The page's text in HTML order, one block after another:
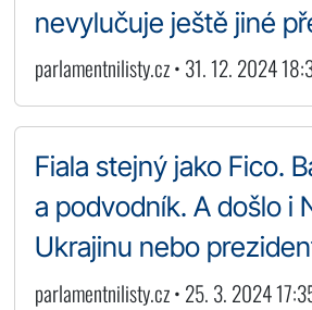
nevylučuje ještě jiné
parlamentnilisty.cz • 31. 12. 2024
Fiala stejný jako Fico.
a podvodník. A došlo i
Ukrajinu nebo
parlamentnilisty.cz • 25. 3. 2024